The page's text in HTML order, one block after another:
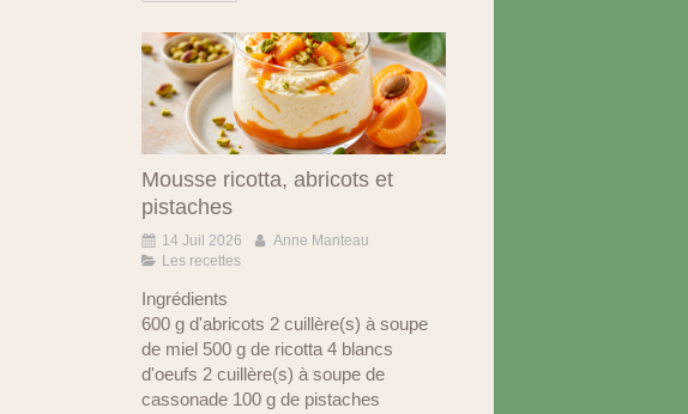
Mousse ricotta, abricots et
pistaches
14 Juil 2026
Anne Manteau
Les recettes
Ingrédients
600 g d'abricots 2 cuillère(s) à soupe
de miel 500 g de ricotta 4 blancs
d'oeufs 2 cuillère(s) à soupe de
cassonade 100 g de pistaches